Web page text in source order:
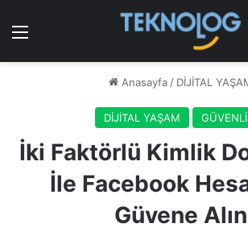
Menü
Anasayfa / DİJİTAL
DİJİTAL YAŞAM
İki Faktörlü Kimlik
İle Facebook
Güvene Alın